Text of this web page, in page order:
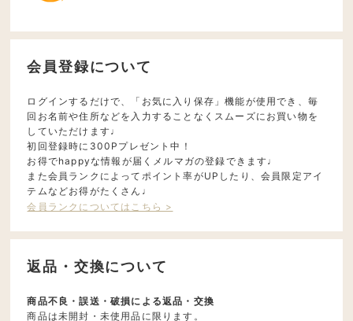
会員登録について
ログインするだけで、「お気に入り保存」機能が使用でき、毎
回お名前や住所などを入力することなくスムーズにお買い物を
していただけます♩
初回登録時に300Pプレゼント中！
お得でhappyな情報が届くメルマガの登録できます♩
また会員ランクによってポイント率がUPしたり、会員限定アイ
テムなどお得がたくさん♩
会員ランクについてはこちら >
返品・交換について
商品不良・誤送・破損による返品・交換
商品は未開封・未使用品に限ります。